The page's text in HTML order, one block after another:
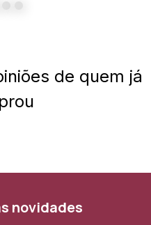
de quem já
novidades